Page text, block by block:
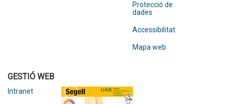
Protecció de
dades
Accessibilitat
Mapa web
GESTIÓ WEB
Intranet